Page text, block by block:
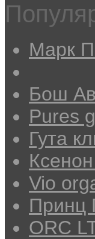
Марк
Бош
Pures
Гута
Vio
Принц
ORC